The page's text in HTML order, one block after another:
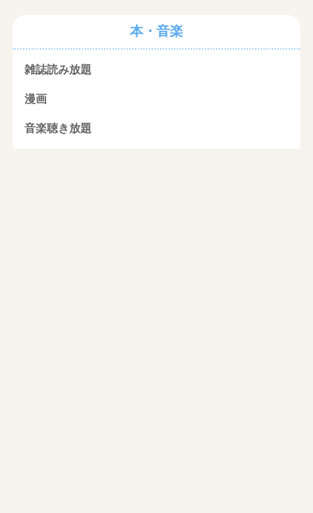
本・音楽
雑誌読み放題
漫画
音楽聴き放題